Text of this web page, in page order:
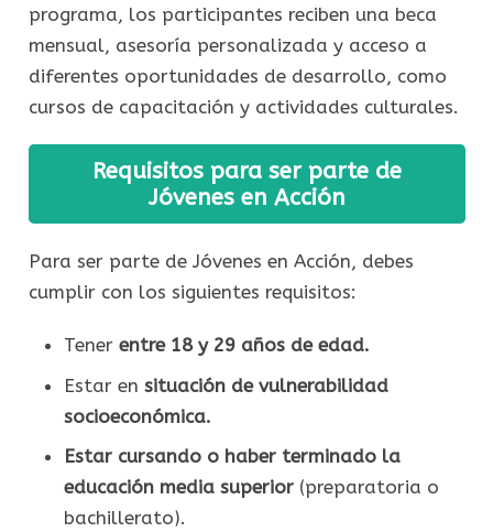
programa, los participantes reciben una beca
mensual, asesoría personalizada y acceso a
diferentes oportunidades de desarrollo, como
cursos de capacitación y actividades culturales.
Requisitos para ser parte de
Jóvenes en Acción
Para ser parte de Jóvenes en Acción, debes
cumplir con los siguientes requisitos:
Tener entre 18 y 29 años de edad.
Estar en situación de vulnerabilidad
socioeconómica.
Estar cursando o haber terminado la
educación media superior(preparatoria o
bachillerato).